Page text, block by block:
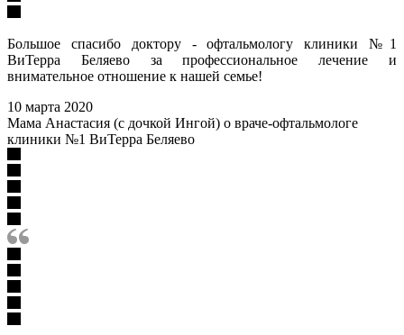
Большое спасибо доктору - офтальмологу клиники №1
ВиТерра Беляево за профессиональное лечение и
внимательное отношение к нашей семье!
10 марта 2020
Мама Анастасия (с дочкой Ингой) о враче-офтальмологе
клиники №1 ВиТерра Беляево